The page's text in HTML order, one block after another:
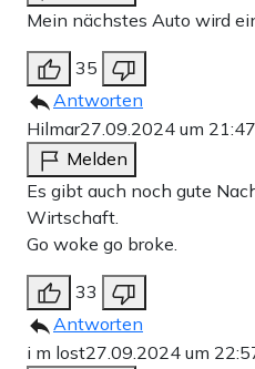
Mein nächstes Auto wird
35
Antworten
Hilmar27.09.2024 um
Melden
Es gibt auch noch gute
Wirtschaft.
Go woke go broke.
33
Antworten
i m lost27.09.2024 um